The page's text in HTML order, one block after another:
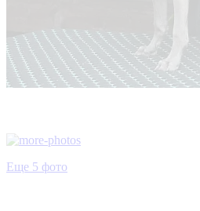
Еще 5 фото